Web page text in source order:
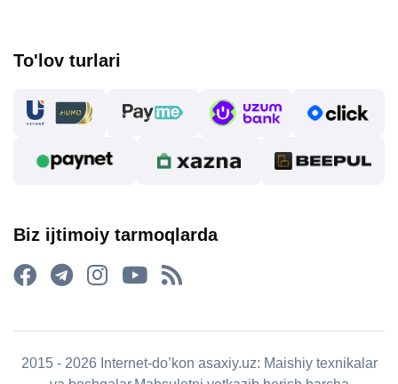
To'lov turlari
Biz ijtimoiy tarmoqlarda
2015 - 2026 Internet-do’kon asaxiy.uz: Maishiy texnikalar